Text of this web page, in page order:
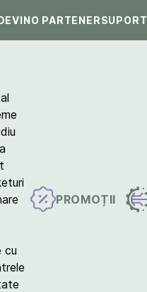
PARTENERSUPORT
cu
PROMOȚII